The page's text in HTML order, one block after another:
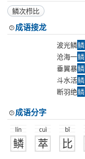
鳞次栉比
成语接龙
波光鳞鳞
沧海一鳞
垂翼暴鳞
斗水活鳞
断羽绝鳞
成语分字
lín
鳞
cuì
萃
bǐ
比